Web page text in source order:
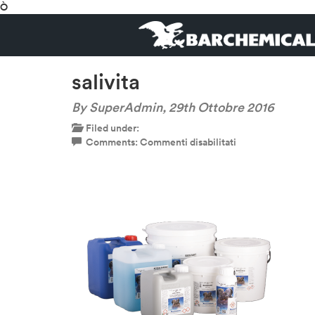
Ò
salivita
By SuperAdmin,29th Ottobre 2016
Filed under:
Comments: Commenti disabilitati